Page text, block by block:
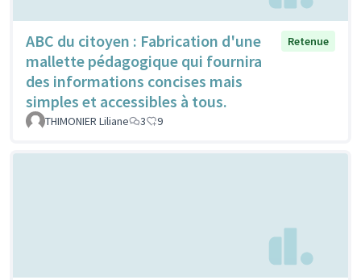
ABC du citoyen : Fabrication d'une
mallette pédagogique qui fournira
des informations concises mais
simples et accessibles à tous.
Retenue
THIMONIER Liliane 3 9